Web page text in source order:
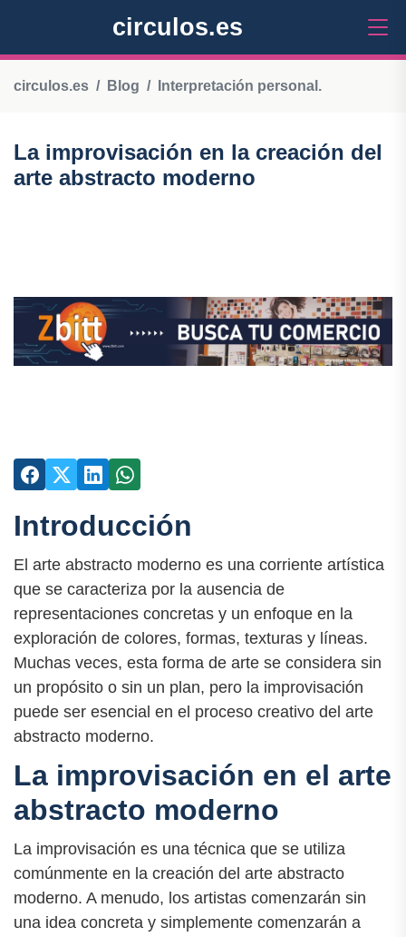
circulos.es
circulos.es Blog Interpretación personal.
La improvisación en la creación del
arte abstracto moderno
Introducción
El arte abstracto moderno es una corriente artística
que se caracteriza por la ausencia de
representaciones concretas y un enfoque en la
exploración de colores, formas, texturas y líneas.
Muchas veces, esta forma de arte se considera sin
un propósito o sin un plan, pero la improvisación
puede ser esencial en el proceso creativo del arte
abstracto moderno.
La improvisación en el arte
abstracto moderno
La improvisación es una técnica que se utiliza
comúnmente en la creación del arte abstracto
moderno. A menudo, los artistas comenzarán sin
una idea concreta y simplemente comenzarán a